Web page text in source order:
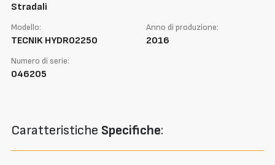
Stradali
Modello:
TECNIK HYDRO2250
Anno di produzione:
2016
Numero di serie:
046205
Caratteristiche Specifiche: